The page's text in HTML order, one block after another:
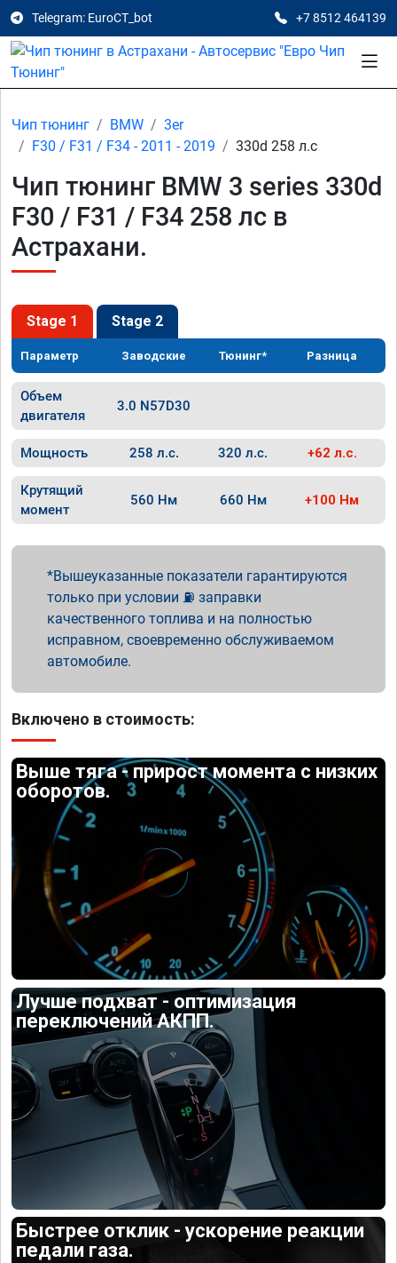
Telegram: EuroCT_bot +7 8512 464139
Чип тюнинг BMW
3er
F30 / F31 / F34 - 2011 - 2019
330d 258 л.с
Чип тюнинг BMW 3 series 330d
F30 / F31 / F34 258 лс в
Астрахани.
Stage 1 Stage 2
Параметр Заводские Тюнинг* Разница
Объем
двигателя
3.0 N57D30
Мощность 258 л.с. 320 л.с. +62 л.с.
Крутящий
момент
560 Нм 660 Нм +100 Нм
Вышеуказанные показатели гарантируются
только при условии ⛽ заправки
качественного топлива и на полностью
исправном, своевременно обслуживаемом
автомобиле.
Включено в стоимость:
Выше тяга - прирост момента с низких
оборотов.
Лучше подхват - оптимизация
переключений АКПП.
Быстрее отклик - ускорение реакции
педали газа.